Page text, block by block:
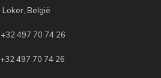
Loker, België
+32 497 70 74 26
+32 497 70 74 26